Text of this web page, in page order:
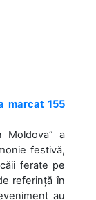
marcat 155
Moldova” a
festivă,
ferate pe
referință în
au